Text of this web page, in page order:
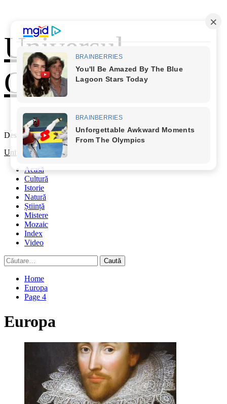
content
Universul
Cunoașterii
Descoperă Lumea
Primary
Universul Cunoașterii
Acasă
Cultură
Istorie
Natură
Știință
Mistere
Mozaic
Index
Video
Caută
după:
Home
Europa
Page 4
Europa